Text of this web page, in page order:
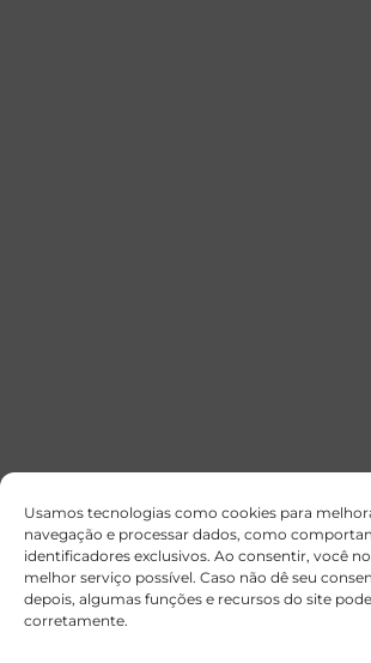
Usamos tecnologias como cookies para
navegação e processar dados, como
identificadores exclusivos. Ao consentir, você
melhor serviço possível. Caso não dê seu
depois, algumas funções e recursos do site
corretamente.